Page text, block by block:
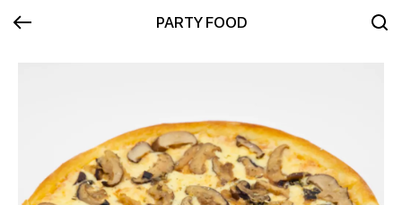
PARTY FOOD